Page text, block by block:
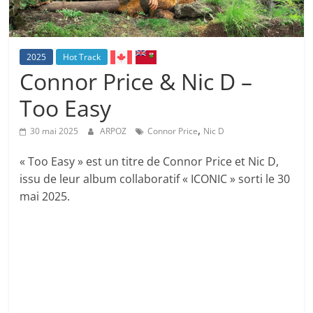
2025 Hot Track
Connor Price & Nic D –
Too Easy
30 mai 2025 ARPOZ Connor Price, Nic D
« Too Easy » est un titre de Connor Price et Nic D,
issu de leur album collaboratif « ICONIC » sorti le 30
mai 2025.